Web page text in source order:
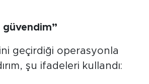
geçirdiği operasyonla
şu ifadeleri kullandı: